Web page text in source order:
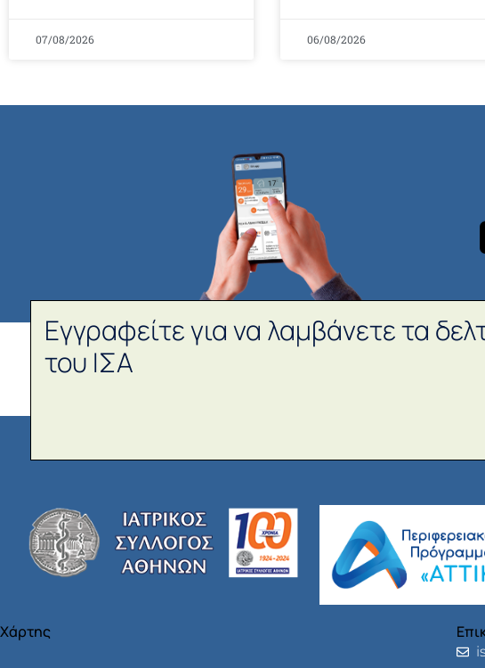
07/08/2026 06/08/2026
Εγγραφείτε για να λαμβάνετε τα
του ΙΣΑ
Χάρτης